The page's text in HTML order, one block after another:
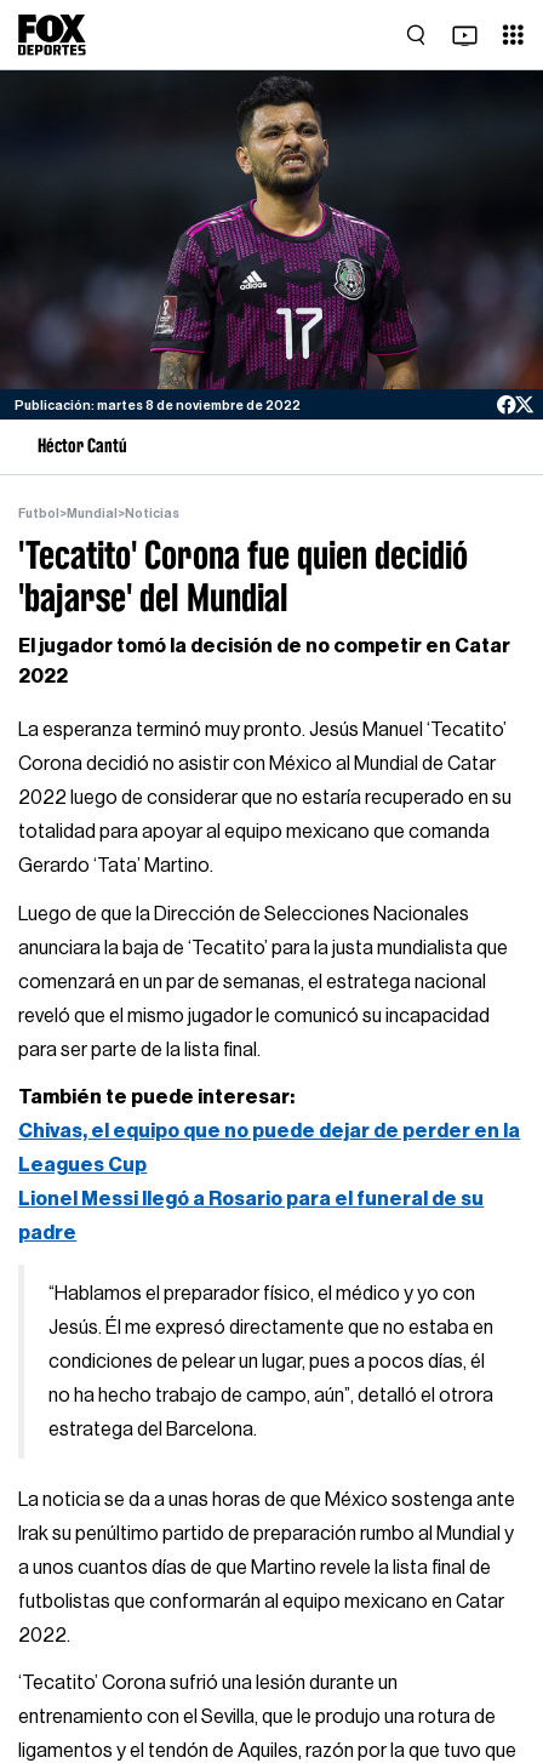
Publicación: martes 8 de noviembre de 2022
Héctor Cantú
Futbol >Mundial >Noticias
'Tecatito' Corona fue quien decidió
'bajarse' del Mundial
El jugador tomó la decisión de no competir en Catar
2022
La esperanza terminó muy pronto. Jesús Manuel ‘Tecatito’
Corona decidió no asistir con México al Mundial de Catar
2022 luego de considerar que no estaría recuperado en su
totalidad para apoyar al equipo mexicano que comanda
Gerardo ‘Tata’ Martino.
Luego de que la Dirección de Selecciones Nacionales
anunciara la baja de ‘Tecatito’ para la justa mundialista que
comenzará en un par de semanas, el estratega nacional
reveló que el mismo jugador le comunicó su incapacidad
para ser parte de la lista final.
También te puede interesar:
Chivas, el equipo que no puede dejar de perder en la
Leagues Cup
Lionel Messi llegó a Rosario para el funeral de su
padre
“Hablamos el preparador físico, el médico y yo con
Jesús. Él me expresó directamente que no estaba en
condiciones de pelear un lugar, pues a pocos días, él
no ha hecho trabajo de campo, aún”, detalló el otrora
estratega del Barcelona.
La noticia se da a unas horas de que México sostenga ante
Irak su penúltimo partido de preparación rumbo al Mundial y
a unos cuantos días de que Martino revele la lista final de
futbolistas que conformarán al equipo mexicano en Catar
2022.
‘Tecatito’ Corona sufrió una lesión durante un
entrenamiento con el Sevilla, que le produjo una rotura de
ligamentos y el tendón de Aquiles, razón por la que tuvo que